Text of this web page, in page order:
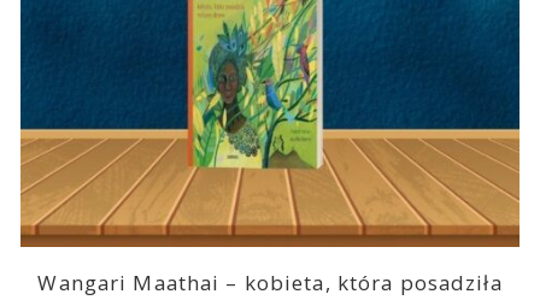
Wangari Maathai – kobieta, która posadziła